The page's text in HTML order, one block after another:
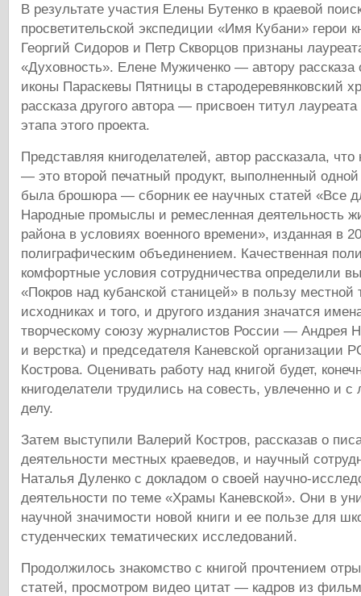
В результате участия Елены Бутенко в краевой
просветительской экспедиции «Имя Кубани» герои
Георгий Сидоров и Петр Скворцов признаны
«Духовность». Елене Мужиченко — автору рассказа
иконы Параскевы Пятницы в стародеревянковский
рассказа другого автора — присвоен титул
этапа этого проекта.
Представляя книгоделателей, автор рассказала,
— это второй печатный продукт, выполненный
была брошюра — сборник ее научных статей «Все
Народные промыслы и ремесленная деятельность
района в условиях военного времени», изданная в
полиграфическим объединением. Качественная
комфортные условия сотрудничества определили
«Покров над кубанской станицей» в пользу
исходниках и того, и другого издания значатся
творческому союзу журналистов России — Андрея
и верстка) и председателя Каневской организации
Кострова. Оценивать работу над книгой будет,
книгоделатели трудились на совесть, увлеченно и
делу.
Затем выступили Валерий Костров, рассказав о
деятельности местных краеведов, и научный
Наталья Дуленко с докладом о своей научно-
деятельности по теме «Храмы Каневской». Они в
научной значимости новой книги и ее пользе для
студенческих тематических исследований.
Продолжилось знакомство с книгой прочтением
статей, просмотром видео цитат — кадров из